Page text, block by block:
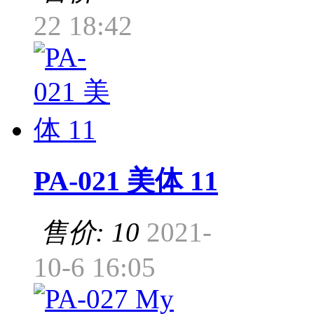
22 18:42
PA-021 美体 11
售价: 10 2021-
10-6 16:05